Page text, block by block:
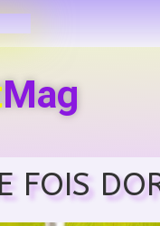
Mag
FOIS